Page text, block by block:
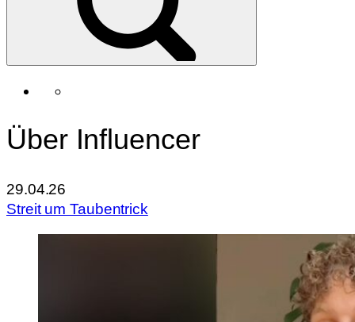
Über Influencer
29.04.26
Streit um Taubentrick